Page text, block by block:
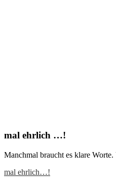
mal ehrlich …!
Manchmal braucht es klare
mal ehrlich…!